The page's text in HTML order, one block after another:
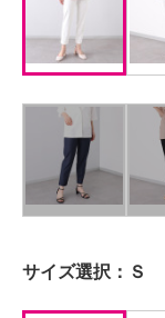
サイズ選択： Ｓ